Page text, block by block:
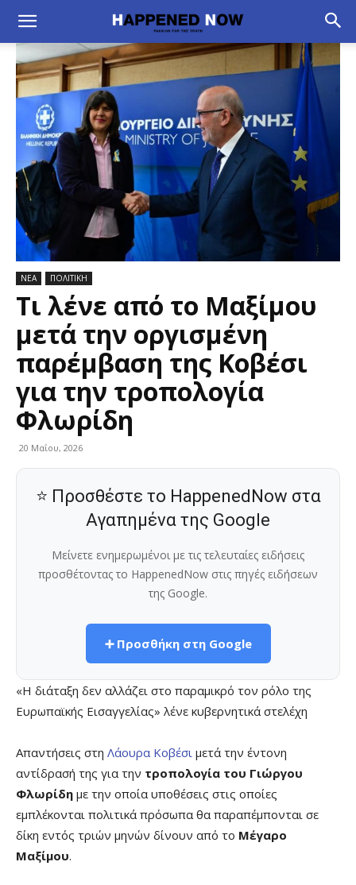
ΝΕΑ ΠΟΛΙΤΙΚΗ
Τι λένε από το Μαξίμου
μετά την οργισμένη
παρέμβαση της Κοβέσι
για την τροπολογία
Φλωρίδη
20 Μαΐου, 2026
⭐ Προσθέστε το HappenedNow στα
Αγαπημένα της Google
Μείνετε ενημερωμένοι με τις τελευταίες ειδήσεις
προσθέτοντας το HappenedNow στις πηγές ειδήσεων
της Google.
➕ Προσθήκη στη Google
«Η διάταξη δεν αλλάζει στο παραμικρό τον ρόλο της
Ευρωπαϊκής Εισαγγελίας» λένε κυβερνητικά στελέχη
Απαντήσεις στη Λάουρα Κοβέσι μετά την έντονη
αντίδρασή της για την τροπολογία του Γιώργου
Φλωρίδη με την οποία υποθέσεις στις οποίες
εμπλέκονται πολιτικά πρόσωπα θα παραπέμπονται σε
δίκη εντός τριών μηνών δίνουν από το Μέγαρο
Μαξίμου.